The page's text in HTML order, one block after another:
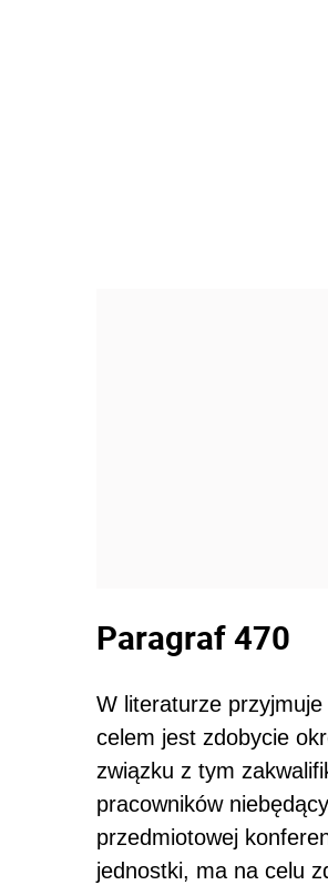
Paragraf 470
W literaturze przyjmuje
celem jest zdobycie
związku z tym
pracowników
przedmiotowej
jednostki, ma na celu